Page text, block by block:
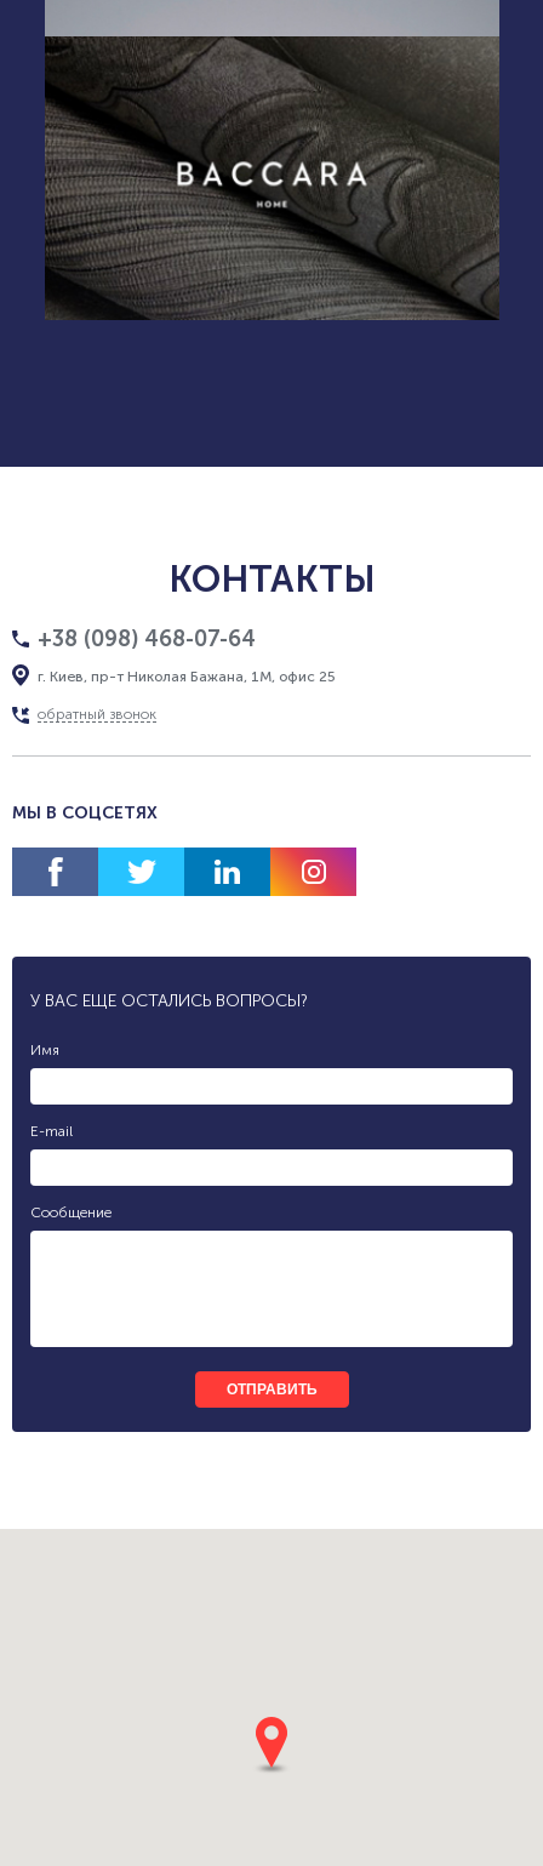
КОНТАКТЫ
+38 (098) 468-07-64
г. Киев, пр-т Николая Бажана, 1М, офис 25
обратный звонок
МЫ В СОЦСЕТЯХ
У ВАС ЕЩЕ ОСТАЛИСЬ ВОПРОСЫ?
Имя
E-mail
Сообщение
ОТПРАВИТЬ